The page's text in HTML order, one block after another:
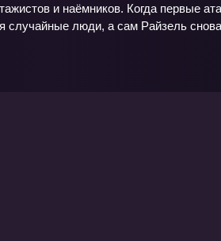
и наёмников. Когда первые
люди, а сам Райзель